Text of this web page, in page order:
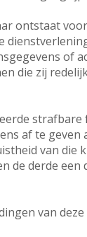
ontstaat
of
die zij
af te geven
van die
de derde
van